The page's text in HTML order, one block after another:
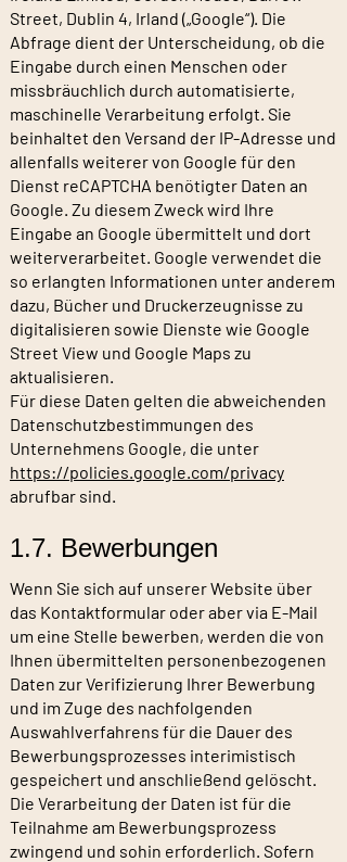
1.7. Bewerbungen
Wenn Sie sich auf unserer Website über
das Kontaktformular oder aber via E-Mail
um eine Stelle bewerben, werden die von
Ihnen übermittelten personenbezogenen
Daten zur Verifizierung Ihrer Bewerbung
und im Zuge des nachfolgenden
Auswahlverfahrens für die Dauer des
Bewerbungsprozesses interimistisch
gespeichert und anschließend gelöscht.
Die Verarbeitung der Daten ist für die
Teilnahme am Bewerbungsprozess
zwingend und sohin erforderlich. Sofern
Street, Dublin 4, Irland („Google“). Die
Abfrage dient der Unterscheidung, ob die
Eingabe durch einen Menschen oder
missbräuchlich durch automatisierte,
maschinelle Verarbeitung erfolgt. Sie
beinhaltet den Versand der IP-Adresse und
allenfalls weiterer von Google für den
Dienst reCAPTCHA benötigter Daten an
Google. Zu diesem Zweck wird Ihre
Eingabe an Google übermittelt und dort
weiterverarbeitet. Google verwendet die
so erlangten Informationen unter anderem
dazu, Bücher und Druckerzeugnisse zu
digitalisieren sowie Dienste wie Google
Street View und Google Maps zu
aktualisieren.
Für diese Daten gelten die abweichenden
Datenschutzbestimmungen des
Unternehmens Google, die unter
https://policies.google.com/privacy
abrufbar sind.